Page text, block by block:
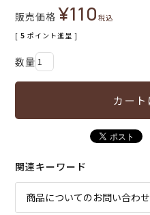
販売価格 ¥110税込
[ 5 ポイント進呈 ]
カート
関連キーワード
商品についてのお問い合わせ